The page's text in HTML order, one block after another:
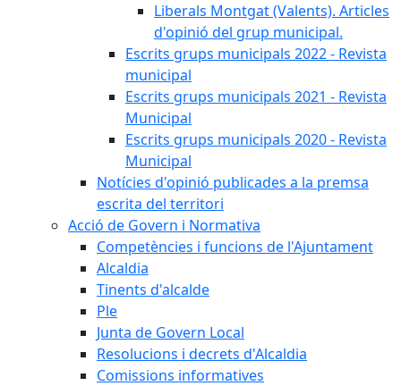
Liberals Montgat (Valents). Articles
d'opinió del grup municipal.
Escrits grups municipals 2022 - Revista
municipal
Escrits grups municipals 2021 - Revista
Municipal
Escrits grups municipals 2020 - Revista
Municipal
Notícies d'opinió publicades a la premsa
escrita del territori
Acció de Govern i Normativa
Competències i funcions de l'Ajuntament
Alcaldia
Tinents d'alcalde
Ple
Junta de Govern Local
Resolucions i decrets d'Alcaldia
Comissions informatives